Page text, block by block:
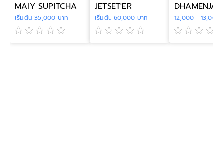
MAIY SUPITCHA
เริ่มต้น 35,000 บาท
JETSET'ER
เริ่มต้น 60,000 บาท
DHAMENJA
12,000 - 13,000